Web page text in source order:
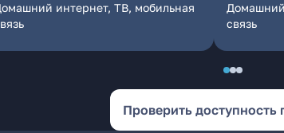
интернет, ТВ, мобильная
связь
Проверить доступность